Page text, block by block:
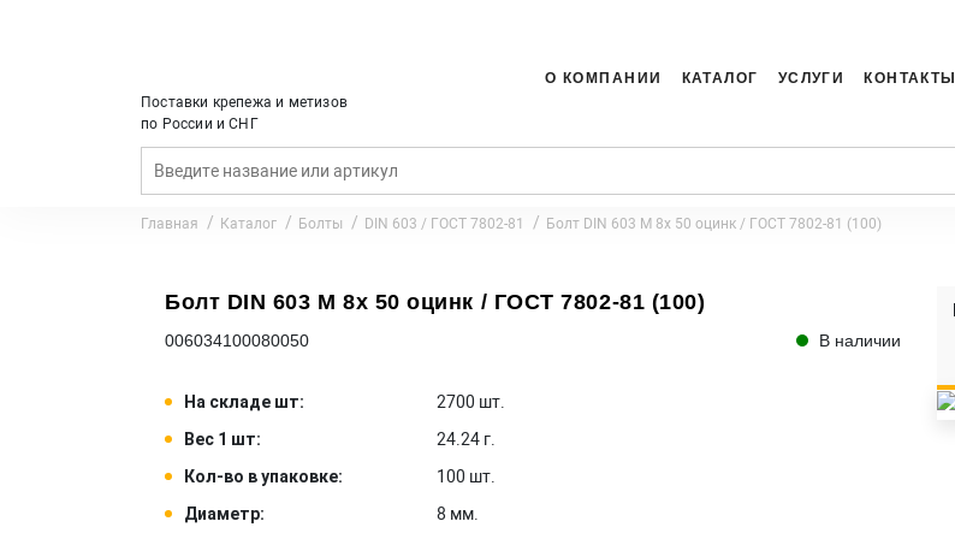
Поставки крепежа и метизов
по России и СНГ
О КОМПАНИИ КАТАЛОГ УСЛУГИ КОНТАКТЫ
Главная Каталог Болты DIN 603 / ГОСТ 7802-81 Болт DIN 603 M 8x 50 оцинк / ГОСТ 7802-81 (100)
Болт DIN 603 M 8x 50 оцинк / ГОСТ 7802-81 (100)
006034100080050 В наличии
На складе шт:
2700 шт.
Вес 1 шт:
24.24 г.
Кол-во в упаковке:
100 шт.
Диаметр:
8 мм.